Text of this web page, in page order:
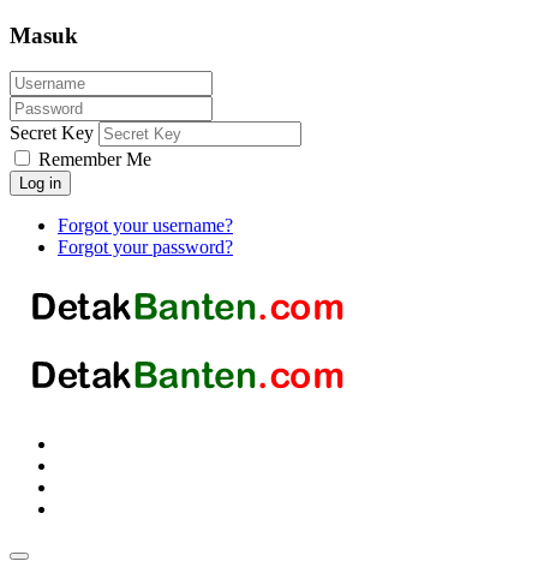
Masuk
Secret Key
Remember Me
Log in
Forgot your username?
Forgot your password?